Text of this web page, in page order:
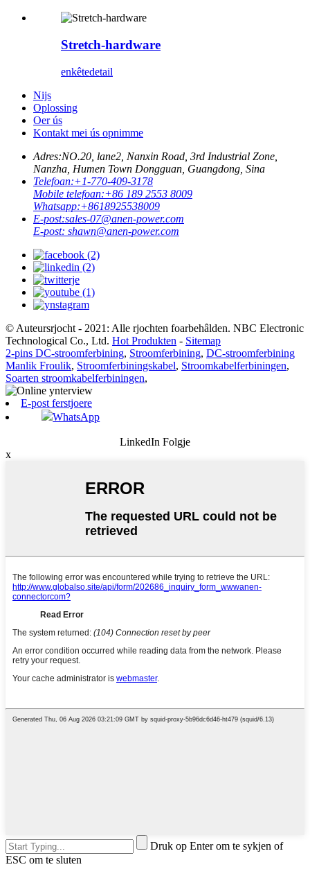
Stretch-hardware
enkêtedetail
Nijs
Oplossing
Oer ús
Kontakt mei ús opnimme
Adres:NO.20, lane2, Nanxin Road, 3rd Industrial Zone,
Nanzha, Humen Town Dongguan, Guangdong, Sina
Telefoan:+1-770-409-3178
Mobile telefoan:+86 189 2553 8009
Whatsapp:+8618925538009
E-post:sales-07@anen-power.com
E-post: shawn@anen-power.com
© Auteursrjocht - 2021: Alle rjochten foarbehâlden. NBC Electronic
Technological Co., Ltd. Hot Produkten - Sitemap
2-pins DC-stroomferbining, Stroomferbining, DC-stroomferbining
Manlik Froulik, Stroomferbiningskabel, Stroomkabelferbiningen,
Soarten stroomkabelferbiningen,
E-post ferstjoere
WhatsApp
LinkedIn Folgje
x
Druk op Enter om te sykjen of
ESC om te sluten